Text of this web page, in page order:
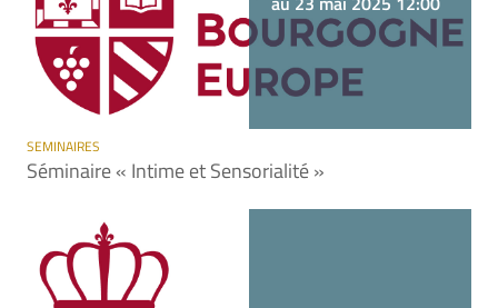
SEMINAIRES
Séminaire « Intime et Sensorialité »